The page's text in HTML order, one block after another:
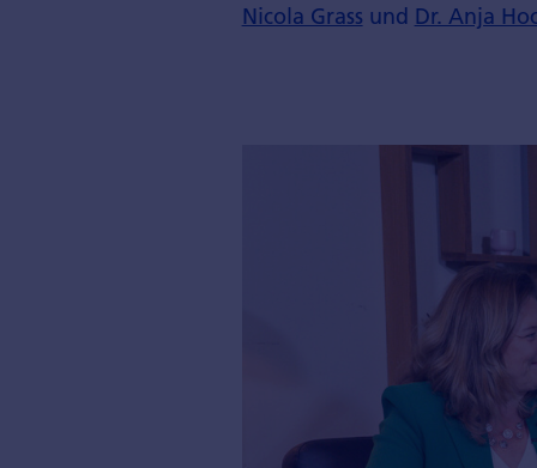
Nicola Grass und Dr. Anja